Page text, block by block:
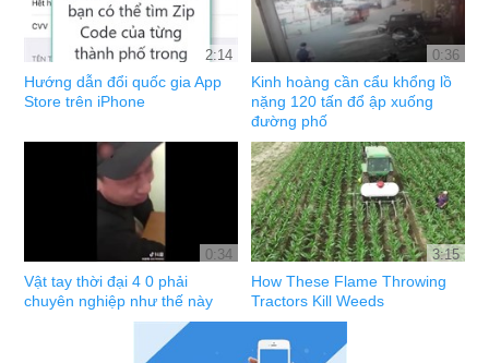
2:14
Hướng dẫn đổi quốc gia App
Store trên iPhone
0:36
Kinh hoàng cần cẩu khổng lồ
nặng 120 tấn đổ ập xuống
đường phố
0:34
Vật tay thời đại 4 0 phải
chuyên nghiệp như thế này
3:15
How These Flame Throwing
Tractors Kill Weeds